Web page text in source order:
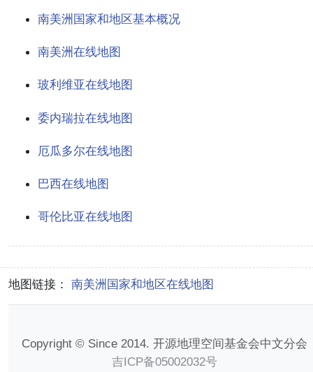
南美洲国家和地区基本概况
南美洲在线地图
玻利维亚在线地图
委内瑞拉在线地图
厄瓜多尔在线地图
巴西在线地图
哥伦比亚在线地图
地图链接： 南美洲国家和地区在线地图
Copyright © Since 2014. 开源地理空间基金会中文分会
吉ICP备05002032号